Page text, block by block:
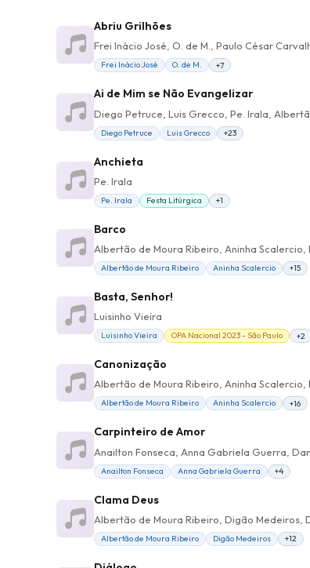
Abriu Grilhões
Frei Inácio José, O. de M., Paulo César
Frei Inácio José O. de M. +7
Ai de Mim se Não Evangelizar
Diego Petruce Luis Grecco +23
Anchieta
Pe. Irala
Pe. Irala Festa Litúrgica +1
Barco
Albertão de Moura Ribeiro Aninha Scalercio +15
Basta, Senhor!
Luisinho Vieira
Luisinho Vieira OPA Nacional 2023 - São Paulo +2
Canonização
Albertão de Moura Ribeiro Aninha Scalercio +16
Carpinteiro de Amor
Anailton Fonseca, Anna Gabriela Guerra,
Anailton Fonseca Anna Gabriela Guerra +4
Clama Deus
Albertão de Moura Ribeiro, Digão Medeiros,
Albertão de Moura Ribeiro Digão Medeiros +12